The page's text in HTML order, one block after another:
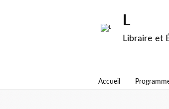
L
Libraire et
Accueil